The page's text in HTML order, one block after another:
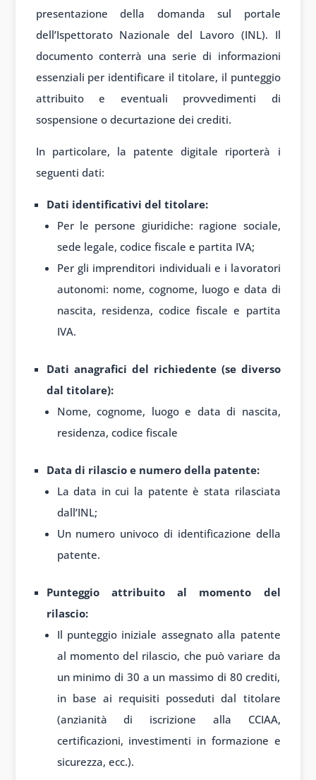
presentazione della domanda sul portale
dell’Ispettorato Nazionale del Lavoro (INL). Il
documento conterrà una serie di informazioni
essenziali per identificare il titolare, il punteggio
attribuito e eventuali provvedimenti di
sospensione o decurtazione dei crediti.
In particolare, la patente digitale riporterà i
seguenti dati:
Dati identificativi del titolare:
Per le persone giuridiche: ragione sociale,
sede legale, codice fiscale e partita IVA;
Per gli imprenditori individuali e i lavoratori
autonomi: nome, cognome, luogo e data di
nascita, residenza, codice fiscale e partita
IVA.
Dati anagrafici del richiedente (se diverso
dal titolare):
Nome, cognome, luogo e data di nascita,
residenza, codice fiscale
Data di rilascio e numero della patente:
La data in cui la patente è stata rilasciata
dall’INL;
Un numero univoco di identificazione della
patente.
Punteggio attribuito al momento del
rilascio:
Il punteggio iniziale assegnato alla patente
al momento del rilascio, che può variare da
un minimo di 30 a un massimo di 80 crediti,
in base ai requisiti posseduti dal titolare
(anzianità di iscrizione alla CCIAA,
certificazioni, investimenti in formazione e
sicurezza, ecc.).